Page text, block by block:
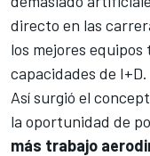
directo en las
los mejores
capacidades de I+D.
Así surgió el
la oportunidad de
más trabajo